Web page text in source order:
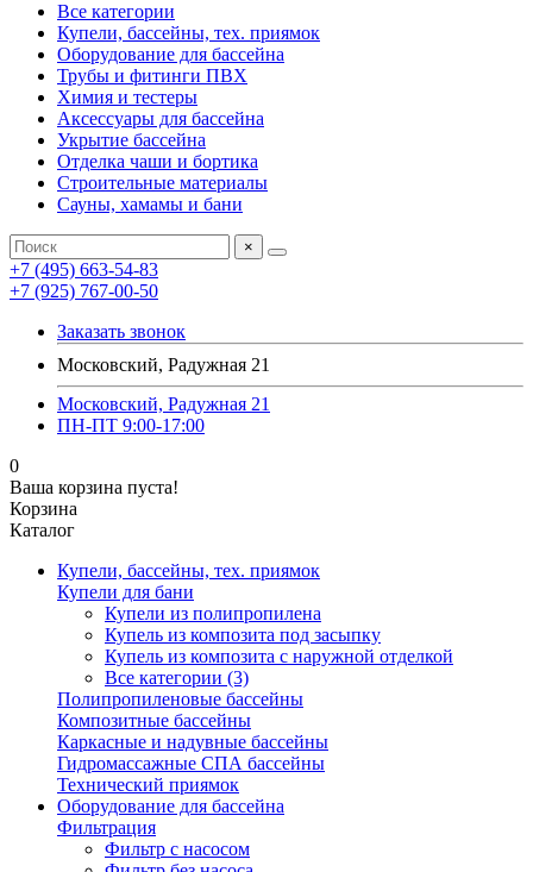
Все категории
Купели, бассейны, тех. приямок
Оборудование для бассейна
Трубы и фитинги ПВХ
Химия и тестеры
Аксессуары для бассейна
Укрытие бассейна
Отделка чаши и бортика
Строительные материалы
Сауны, хамамы и бани
×
+7 (495) 663-54-83
+7 (925) 767-00-50
Заказать звонок
Московский, Радужная 21
Московский, Радужная 21
ПН-ПТ 9:00-17:00
0
Ваша корзина пуста!
Корзина
Каталог
Купели, бассейны, тех. приямок
Купели для бани
Купели из полипропилена
Купель из композита под засыпку
Купель из композита с наружной отделкой
Все категории (3)
Полипропиленовые бассейны
Композитные бассейны
Каркасные и надувные бассейны
Гидромассажные СПА бассейны
Технический приямок
Оборудование для бассейна
Фильтрация
Фильтр с насосом